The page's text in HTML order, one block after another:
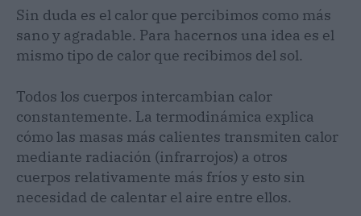
Sin duda es el calor que percibimos como más
sano y agradable. Para hacernos una idea es el
mismo tipo de calor que recibimos del sol.
Todos los cuerpos intercambian calor
constantemente. La termodinámica explica
cómo las masas más calientes transmiten calor
mediante radiación (infrarrojos) a otros
cuerpos relativamente más fríos y esto sin
necesidad de calentar el aire entre ellos.